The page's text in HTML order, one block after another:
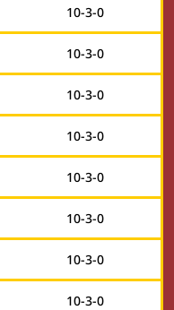
10-3-0
10-3-0
10-3-0
10-3-0
10-3-0
10-3-0
10-3-0
10-3-0